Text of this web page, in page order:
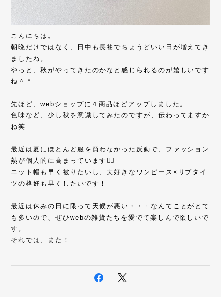
こんにちは。
朝晩だけではなく、日中も長袖でちょうどいい日が増えてき
ましたね。
やっと、秋がやってきたのかなと感じられるのが嬉しいです
ね＾＾
先ほど、webショップに４商品ほどアップしました。
色味など、少し秋を意識してみたのですが、伝わってますか
ね笑
最近は夏にほとんど服を買わなかった反動で、ファッション
熱が個人的に高まっています❤️‍🔥
ニット帽も早く被りたいし、大好きなワンピース×リブタイ
ツの格好も早くしたいです！
最近は休みの日に限って天候が悪い・・・なんてことがとて
も多いので、ぜひwebの雑貨たちを愛でて楽しんで欲しいで
す。
それでは、また！